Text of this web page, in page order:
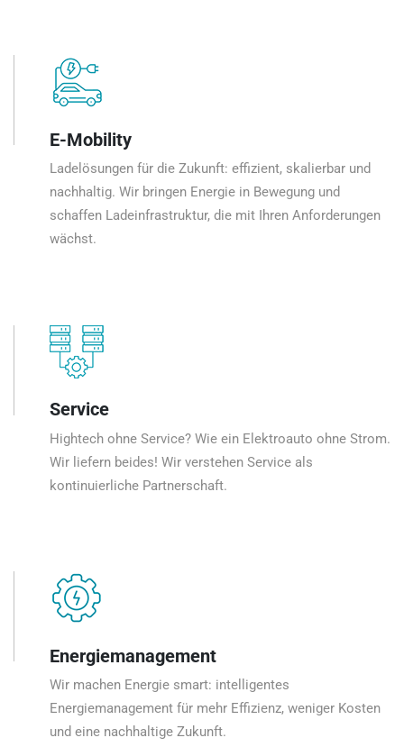
E-Mobility
Ladelösungen für die Zukunft: effizient, skalierbar und
nachhaltig. Wir bringen Energie in Bewegung und
schaffen Ladeinfrastruktur, die mit Ihren Anforderungen
wächst.
Service
Hightech ohne Service? Wie ein Elektroauto ohne Strom.
Wir liefern beides! Wir verstehen Service als
kontinuierliche Partnerschaft.
Energiemanagement
Wir machen Energie smart: intelligentes
Energiemanagement für mehr Effizienz, weniger Kosten
und eine nachhaltige Zukunft.